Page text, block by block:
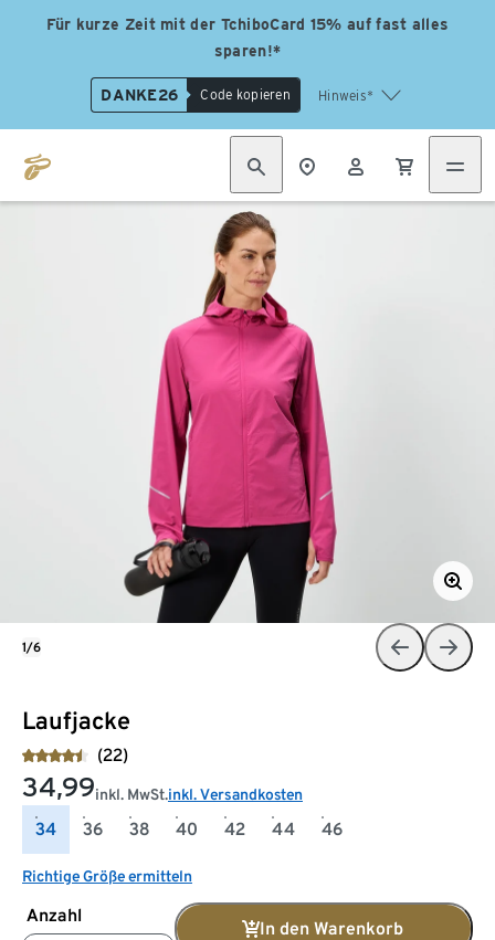
Für kurze Zeit mit der TchiboCard 15% auf fast alles
sparen!*
DANKE26 Code kopieren Hinweis*
Laufjacke
(22)
34,99inkl. MwSt.inkl. Versandkosten
34 36 38 40 42 44 46
Richtige Größe ermitteln
Anzahl
In den Warenkorb
1/6